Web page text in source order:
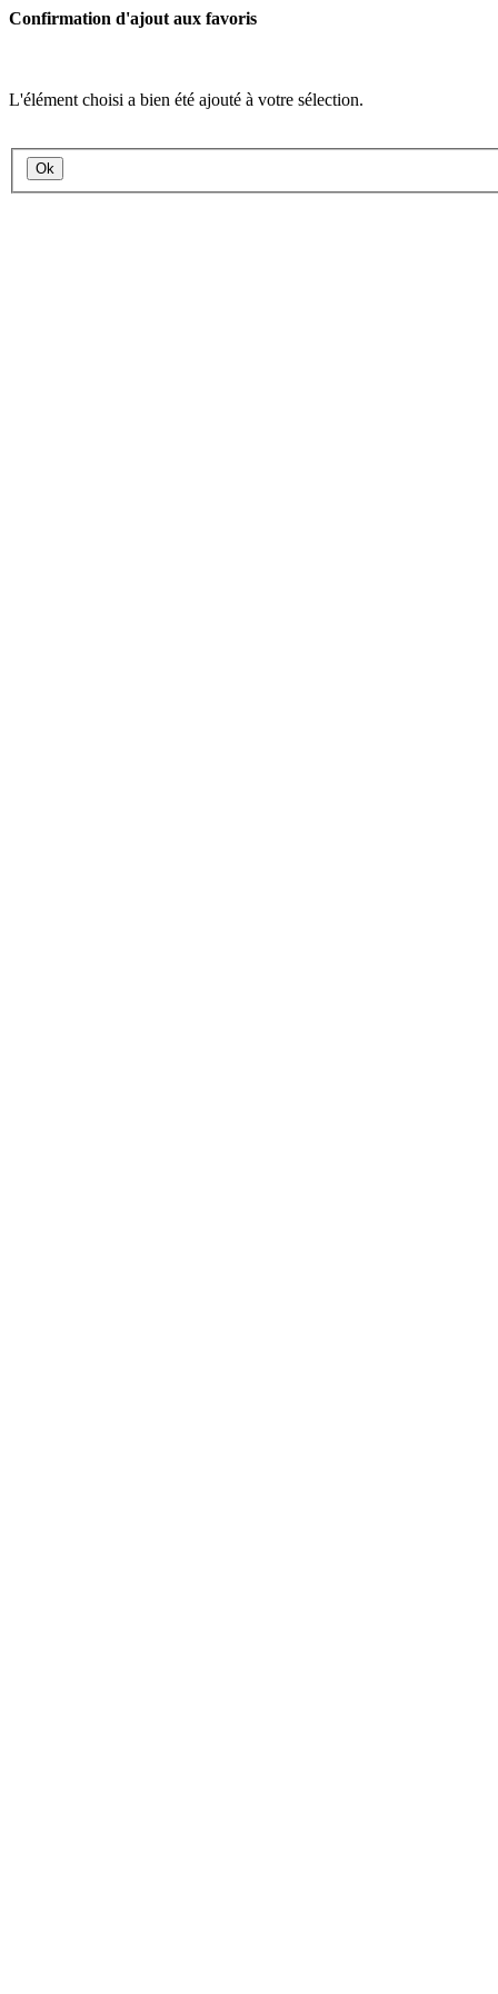
Confirmation d'ajout aux favoris
L'élément choisi a bien été ajouté à votre sélection.